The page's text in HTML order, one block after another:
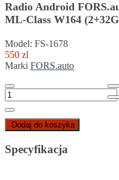
Radio Android
ML-Class W164
Model: FS-1678
550 zl
Marki FORS.auto
Dodaj do koszyka
Specyfikacja